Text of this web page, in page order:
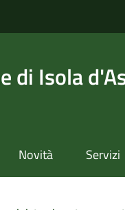
di Isola
Novità Servizi